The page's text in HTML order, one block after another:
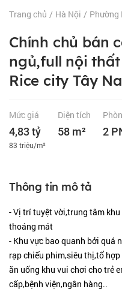
Trang chủ / Hà Nội / Phường
Chính chủ bán
ngủ,full nội
Rice city Tây
Mức giá
4,83 tỷ
83 triệu/m²
Diện tích
58 m² 2
Thông tin mô tả
- Vị trí tuyệt vời,trung tâm
thoáng mát
- Khu vực bao quanh bởi quá
rạp chiếu phim,siêu thị,tổ
ăn uống khu vui chơi cho trẻ
cấp,bệnh viện,ngân hàng..